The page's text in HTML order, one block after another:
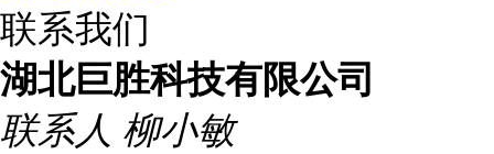
联系我们
湖北巨胜科技有限公司
联系人 柳小敏